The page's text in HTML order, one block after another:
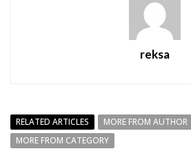
reksa
RELATED ARTICLES
MORE FROM AUTHOR
MORE FROM CATEGORY